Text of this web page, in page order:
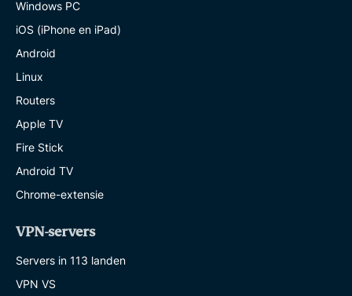
Windows PC
iOS (iPhone en iPad)
Android
Linux
Routers
Apple TV
Fire Stick
Android TV
Chrome-extensie
VPN-servers
Servers in 113 landen
VPN VS